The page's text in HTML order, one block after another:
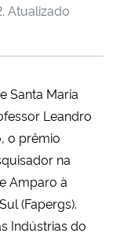
. Atualizado
Santa Maria
Leandro
o prêmio
na
Amparo à
(Fapergs).
Indústrias do